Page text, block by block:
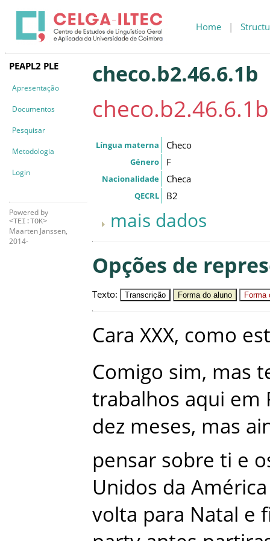
Home |
PEAPL2 PLE
Apresentação
Documentos
Pesquisar
Metodologia
Login
Powered by
<TEI:TOK>
Maarten Janssen,
2014-
checo.b2.46.6.1b
checo.b2.46.6.1b
Língua materna Checo
Género F
Nacionalidade Checa
QECRL B2
mais dados
Opções de
Texto: Transcrição Forma do aluno Forma
Cara XXX, como
Comigo sim, mas
trabalhos aqui em
dez meses, mas
pensar sobre ti e
Unidos da América
volta para Natal e